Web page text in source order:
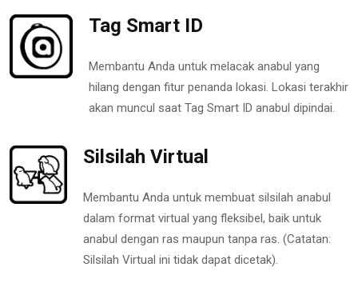
Tag Smart ID
Membantu Anda untuk melacak anabul yang
hilang dengan fitur penanda lokasi. Lokasi terakhir
akan muncul saat Tag Smart ID anabul dipindai.
Silsilah Virtual
Membantu Anda untuk membuat silsilah anabul
dalam format virtual yang fleksibel, baik untuk
anabul dengan ras maupun tanpa ras. (Catatan:
Silsilah Virtual ini tidak dapat dicetak).